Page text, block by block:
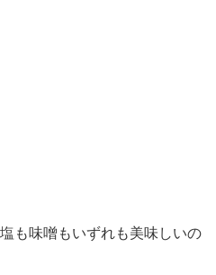
も味噌もいずれも美味しいの